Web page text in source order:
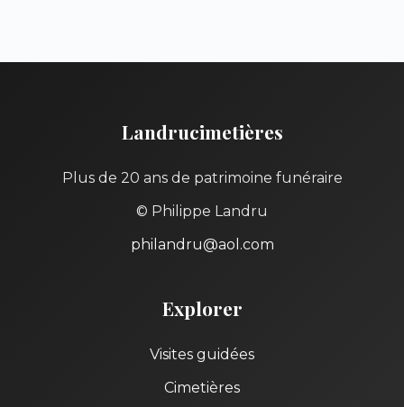
Landrucimetières
Plus de 20 ans de patrimoine funéraire
© Philippe Landru
philandru@aol.com
Explorer
Visites guidées
Cimetières